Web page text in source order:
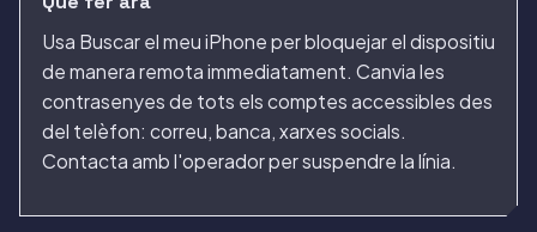
Usa Buscar el meu iPhone per bloquejar el dispositiu
de manera remota immediatament. Canvia les
contrasenyes de tots els comptes accessibles des
del telèfon: correu, banca, xarxes socials.
Contacta amb l'operador per suspendre la línia.